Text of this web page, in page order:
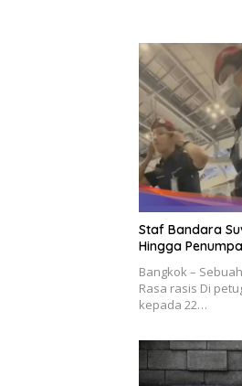
Staf Bandara
Hingga
Bangkok –
Rasa rasis Di
kepada 22…